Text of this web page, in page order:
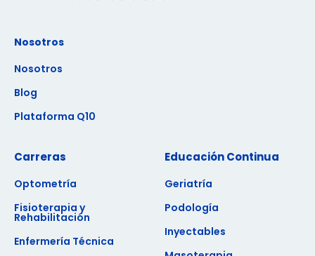
Nosotros
Nosotros
Blog
Plataforma Q10
Carreras
Optometría
Fisioterapia y
Rehabilitación
Enfermería Técnica
Educación Continua
Geriatría
Podología
Inyectables